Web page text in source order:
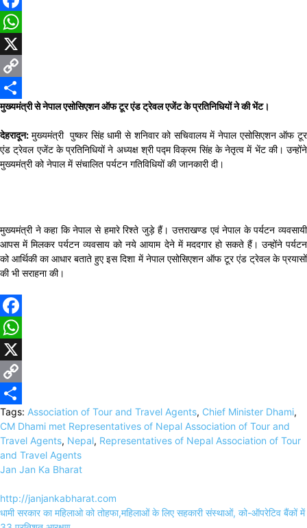
Facebook
WhatsApp
X
Copy
Link
Share
मुख्यमंत्री से नेपाल एसोसिएशन ऑफ टूर एंड ट्रेवल एजेंट के प्रतिनिधियों ने की भेंट।
देहरादून: मुख्यमंत्री पुष्कर सिंह धामी से शनिवार को सचिवालय में नेपाल एसोसिएशन ऑफ टूर
एंड ट्रेवल एजेंट के प्रतिनिधियों ने अध्यक्ष श्री पद्म विक्रम सिंह के नेतृत्व में भेंट की। उन्होंने
मुख्यमंत्री को नेपाल में संचालित पर्यटन गतिविधियों की जानकारी दी।
मुख्यमंत्री ने कहा कि नेपाल से हमारे रिश्ते जुड़े हैं। उत्तराखण्ड एवं नेपाल के पर्यटन व्यवसायी
आपस में मिलकर पर्यटन व्यवसाय को नये आयाम देने में मददगार हो सकते हैं। उन्होंने पर्यटन
को आर्थिकी का आधार बताते हुए इस दिशा में नेपाल एसोसिएशन ऑफ टूर एंड ट्रेवल के प्रयासों
की भी सराहना की।
Facebook
WhatsApp
X
Copy
Link
Share
Tags: Association of Tour and Travel Agents, Chief Minister Dhami,
CM Dhami met Representatives of Nepal Association of Tour and
Travel Agents, Nepal, Representatives of Nepal Association of Tour
and Travel Agents
Jan Jan Ka Bharat
http://janjankabharat.com
Post
धामी सरकार का महिलाओ को तोहफा,महिलाओं के लिए सहकारी संस्थाओं, को-ऑपरेटिव बैंकों में